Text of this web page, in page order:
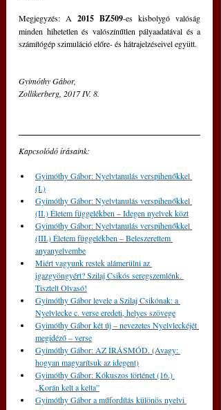
Megjegyzés: A 2015 BZ509-es kisbolygó valóság
minden hihetetlen és valószínűtlen pályaadatával és a
számítógép szimuláció előre- és hátrajelzéseivel együtt.
Gyimóthy Gábor,
Zollikerberg, 2017 IV. 8.
Kapcsolódó írásaink:
Gyimóthy Gábor: Nyelvtanulás verspihenőkkel
(I.)
Gyimóthy Gábor: Nyelvtanulás verspihenőkkel
(II.) Életem függelékben – Idegen nyelvek közt
Gyimóthy Gábor: Nyelvtanulás verspihenőkkel
(III.) Életem függelékben – Beleszerettem
anyanyelvembe
Miért vagyunk restek alámerülni az
igazgyöngyért? Szilaj Csikós seregszemlénk.
Tisztelt Olvasó!
Gyimóthy Gábor levele a Szilaj Csikónak: a
Nyelvlecke c. verse eredeti, helyes szövege
Gyimóthy Gábor két új – nevezetes Nyelvleckéjét
megidéző – verse
Gyimóthy Gábor: AZ ÍRÁSMÓD. (Avagy:
hogyan magyarítsuk az idegent)
Gyimóthy Gábor: Kókuszos történet (16.)
„Korán kelt a kelta”
Gyimóthy Gábor a műfordítás különös nyelvi